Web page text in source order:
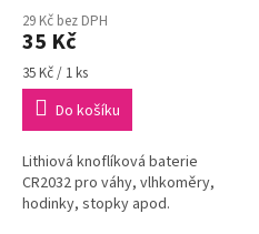
29 Kč bez DPH
35 Kč
Měrná
cena:
35 Kč / 1 ks
Do košíku
Lithiová knoflíková baterie
CR2032 pro váhy, vlhkoměry,
hodinky, stopky apod.